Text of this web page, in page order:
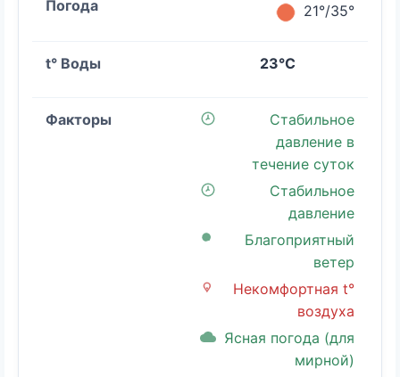
21°/35°
23°C
Стабильное
давление в
течение суток
Стабильное
давление
Благоприятный
ветер
Некомфортная t°
воздуха
Ясная погода (для
мирной)